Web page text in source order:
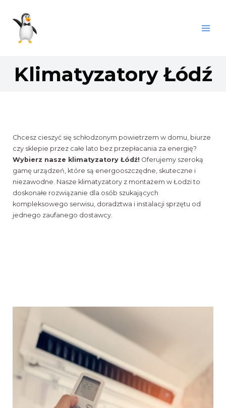
content
Klimatyzatory Łódź
Chcesz cieszyć się schłodzonym powietrzem w domu, biurze
czy sklepie przez całe lato bez przepłacania za energię?
Wybierz nasze klimatyzatory Łódź! Oferujemy szeroką
gamę urządzeń, które są energooszczędne, skuteczne i
niezawodne. Nasze klimatyzatory z montażem w Łodzi to
doskonałe rozwiązanie dla osób szukających
kompleksowego serwisu, doradztwa i instalacji sprzętu od
jednego zaufanego dostawcy.